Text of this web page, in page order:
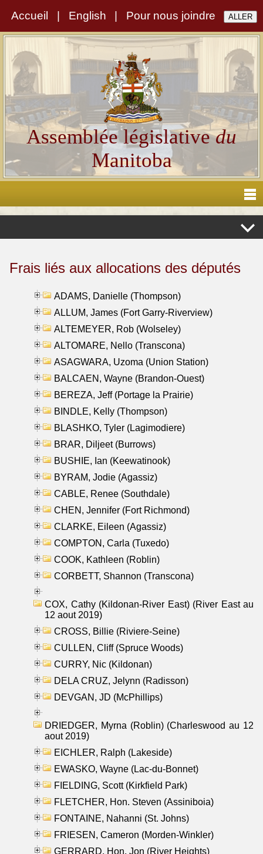
Accueil English Pour nous joindre
Assemblée législativedu
Manitoba
Frais liés aux allocations des députés
ADAMS, Danielle (Thompson)
ALLUM, James (Fort Garry-Riverview)
ALTEMEYER, Rob (Wolseley)
ALTOMARE, Nello (Transcona)
ASAGWARA, Uzoma (Union Station)
BALCAEN, Wayne (Brandon-Ouest)
BEREZA, Jeff (Portage la Prairie)
BINDLE, Kelly (Thompson)
BLASHKO, Tyler (Lagimodiere)
BRAR, Diljeet (Burrows)
BUSHIE, Ian (Keewatinook)
BYRAM, Jodie (Agassiz)
CABLE, Renee (Southdale)
CHEN, Jennifer (Fort Richmond)
CLARKE, Eileen (Agassiz)
COMPTON, Carla (Tuxedo)
COOK, Kathleen (Roblin)
CORBETT, Shannon (Transcona)
COX, Cathy (Kildonan-River East) (River East au
12 aout 2019)
CROSS, Billie (Riviere-Seine)
CULLEN, Cliff (Spruce Woods)
CURRY, Nic (Kildonan)
DELA CRUZ, Jelynn (Radisson)
DEVGAN, JD (McPhillips)
DRIEDGER, Myrna (Roblin) (Charleswood au 12
aout 2019)
EICHLER, Ralph (Lakeside)
EWASKO, Wayne (Lac-du-Bonnet)
FIELDING, Scott (Kirkfield Park)
FLETCHER, Hon. Steven (Assiniboia)
FONTAINE, Nahanni (St. Johns)
FRIESEN, Cameron (Morden-Winkler)
GERRARD, Hon. Jon (River Heights)